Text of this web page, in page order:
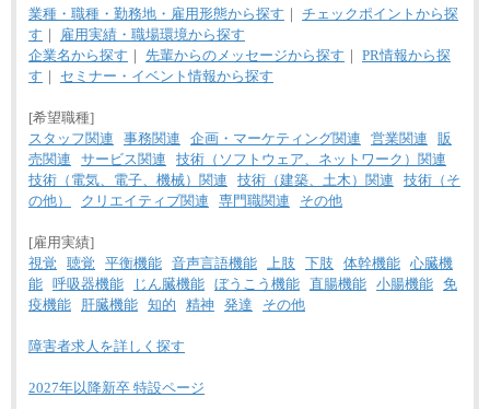
業種・職種・勤務地・雇用形態から探す ｜ チェックポイントから探
す ｜
雇用実績・職場環境から探す
企業名から探す ｜ 先輩からのメッセージから探す ｜ PR情報から探
す ｜ セミナー・イベント情報から探す
[希望職種]
スタッフ関連
事務関連 企画・マーケティング関連 営業関連
販
売関連
サービス関連
技術（ソフトウェア、ネットワーク）関連
技術（電気、電子、機械）関連
技術（建築、土木）関連
技術（そ
の他）
クリエイティブ関連 専門職関連 その他
[雇用実績]
視覚
聴覚 平衡機能 音声言語機能 上肢 下肢 体幹機能 心臓機
能 呼吸器機能 じん臓機能 ぼうこう機能 直腸機能 小腸機能 免
疫機能
肝臓機能 知的 精神 発達 その他
障害者求人を詳しく探す
2027年以降新卒 特設ページ